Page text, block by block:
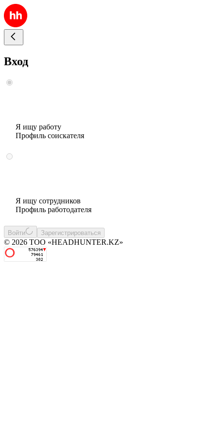
Вход
Я ищу работу
Профиль соискателя
Я ищу сотрудников
Профиль работодателя
Войти Зарегистрироваться
© 2026 ТОО «HEADHUNTER.KZ»